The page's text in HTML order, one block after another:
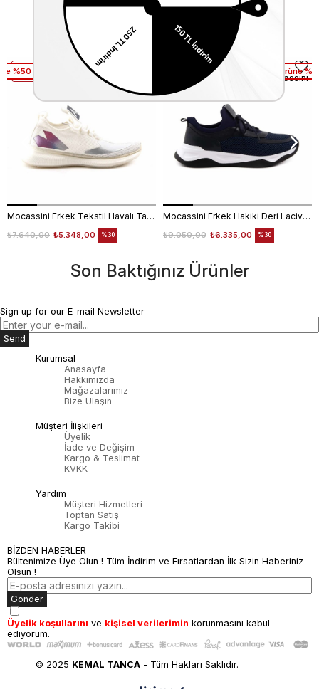
Similar Items
Mocassini Erkek Tekstil Havalı Taban Beyaz Spor & Sneaker Ayakkabı
₺5.348,00
₺7.640,00 %30
%50 Net İndirim
Mocassini Erkek Hakiki Deri Lacivert Spor & Sneaker Ayakkabı
₺6.335,00
₺9.050,00 %30
2. Ürüne %50 Net İndirim
Mocassini
1. Ürüne
Son Baktığınız Ürünler
Sign up for our E-mail Newsletter
Send
Kurumsal
Anasayfa
Hakkımızda
Mağazalarımız
Bize Ulaşın
Müşteri İlişkileri
Üyelik
İade ve Değişim
Kargo & Teslimat
KVKK
Yardım
Müşteri Hizmetleri
Toptan Satış
Kargo Takibi
BİZDEN HABERLER
Bültenimize Üye Olun ! Tüm İndirim ve Fırsatlardan İlk Sizin Haberiniz
Olsun !
Gönder
Üyelik koşullarını ve kişisel verilerimin korunmasını kabul
ediyorum.
© 2025 KEMAL TANCA - Tüm Hakları Saklıdır.